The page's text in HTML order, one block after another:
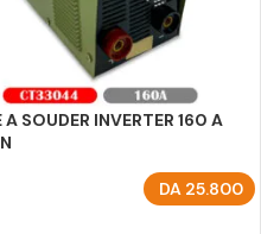
A SOUDER INVERTER 160 A
DA25.800